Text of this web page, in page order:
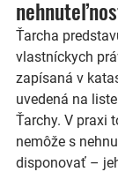
Ťarcha
vlastníckych
zapísaná v
uvedená na
Ťarchy. V praxi
nemôže s
disponovať –